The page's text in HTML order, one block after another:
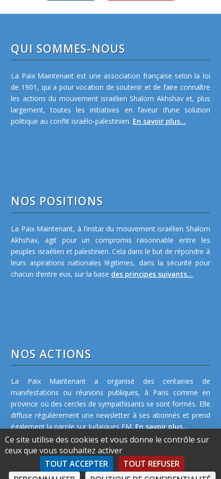
QUI SOMMES-NOUS
La Paix Maintenant est une association française selon la loi
de 1901, qui a pour vocation de soutenir et de faire connaître
les actions du mouvement israélien Shalom Akhshav et, plus
largement, toutes les initiatives en faveur d’une solution
politique au conflit israélo-palestinien. En savoir plus...
NOS POSITIONS
La Paix Maintenant, à l’instar du mouvement israélien Shalom
Akhshav, agit pour un compromis raisonnable entre les
peuples israélien et palestinien. Cela dans le but de répondre à
leurs aspirations nationales légitimes, dans la sécurité pour
chacun d’entre eux, sur la base des principes suivants...
NOS ACTIONS
La Paix Maintenant a organisé des centaines de
manifestations ou réunions publiques, à Paris comme en
province où des cercles de sympathisants se sont formés. Elle
diffuse régulièrement une newsletter à ses abonnés et prend
également la parole sur Judaïques FM.En savoir plus...
Ce site utilise des cookies et vous donne le contrôle sur
ceux que vous souhaitez activer
TOUT ACCEPTER
TOUT REFUSER